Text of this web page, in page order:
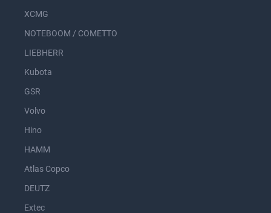
XCMG
NOTEBOOM / COMETTO
LIEBHERR
Kubota
GSR
Volvo
Hino
HAMM
Atlas Copco
DEUTZ
Extec